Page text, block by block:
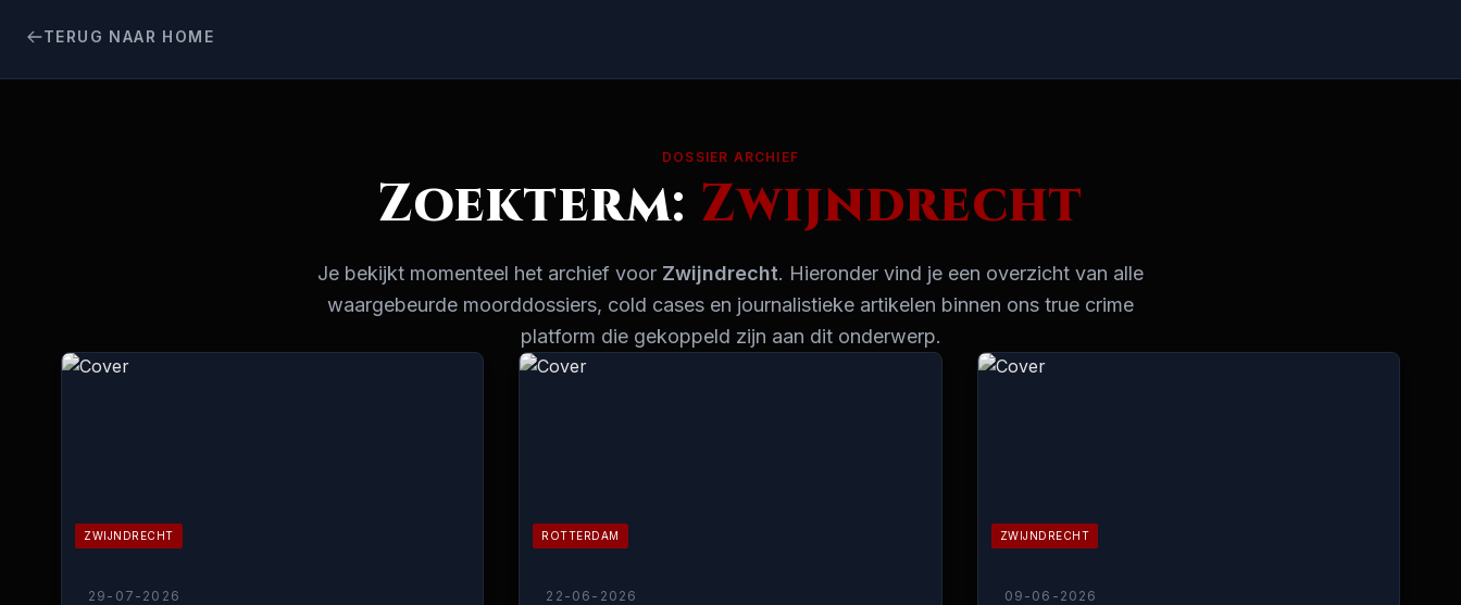
TERUG NAAR HOME
DOSSIER ARCHIEF
Zoekterm: Zwijndrecht
Je bekijkt momenteel het archief voor Zwijndrecht. Hieronder vind je een overzicht van alle
waargebeurde moorddossiers, cold cases en journalistieke artikelen binnen ons true crime
platform die gekoppeld zijn aan dit onderwerp.
ZWIJNDRECHT
29-07-2026
ROTTERDAM
22-06-2026
ZWIJNDRECHT
09-06-2026